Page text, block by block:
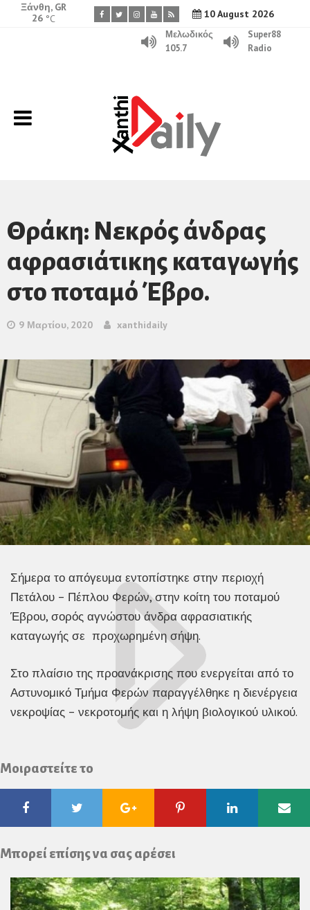
10 August 2026
Ξάνθη, GR
26 °C
Μελωδικός
105.7
Super88
Radio
Θράκη: Νεκρός άνδρας
αφρασιάτικης καταγωγής
στο ποταμό Έβρο.
9 Μαρτίου, 2020 xanthidaily
Σήμερα το απόγευμα εντοπίστηκε στην περιοχή
Πετάλου – Πέπλου Φερών, στην κοίτη του ποταμού
Έβρου, σορός αγνώστου άνδρα αφρασιατικής
καταγωγής σε προχωρημένη σήψη.
Στο πλαίσιο της προανάκρισης που ενεργείται από το
Αστυνομικό Τμήμα Φερών παραγγέλθηκε η διενέργεια
νεκροψίας – νεκροτομής και η λήψη βιολογικού υλικού.
Μοιραστείτε το
FacebookTwitter Google
Plus
Pinterest Linkedin
Μπορεί επίσης να σας αρέσει